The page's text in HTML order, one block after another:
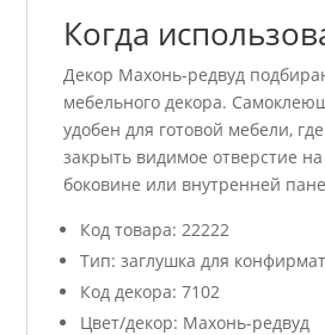
Когда
Декор Махонь-редвуд
мебельного декора.
удобен для готовой мебели,
закрыть видимое отверстие
боковине или внутренней
Код товара: 22222
Тип: заглушка для
Код декора: 7102
Цвет/декор: Махонь-редвуд